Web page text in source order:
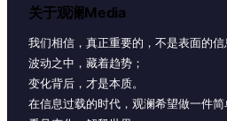
关于观澜Media
我们相信，真正重要的，不是表面的信
波动之中，藏着趋势；
变化背后，才是本质。
在信息过载的时代，观澜希望做一件简